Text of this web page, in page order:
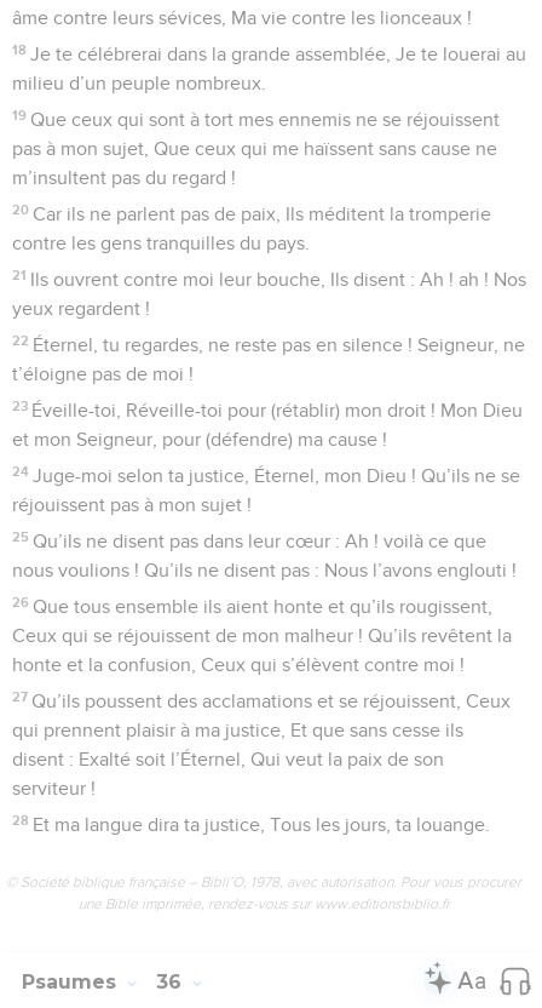
âme contre leurs sévices, Ma vie contre les lionceaux !
18 Je te célébrerai dans la grande assemblée, Je te louerai au
milieu d’un peuple nombreux.
19 Que ceux qui sont à tort mes ennemis ne se réjouissent
pas à mon sujet, Que ceux qui me haïssent sans cause ne
m’insultent pas du regard !
20 Car ils ne parlent pas de paix, Ils méditent la tromperie
contre les gens tranquilles du pays.
21 Ils ouvrent contre moi leur bouche, Ils disent : Ah ! ah ! Nos
yeux regardent !
22 Éternel, tu regardes, ne reste pas en silence ! Seigneur, ne
t’éloigne pas de moi !
23 Éveille-toi, Réveille-toi pour (rétablir) mon droit ! Mon Dieu
et mon Seigneur, pour (défendre) ma cause !
24 Juge-moi selon ta justice, Éternel, mon Dieu ! Qu’ils ne se
réjouissent pas à mon sujet !
25 Qu’ils ne disent pas dans leur cœur : Ah ! voilà ce que
nous voulions ! Qu’ils ne disent pas : Nous l’avons englouti !
26 Que tous ensemble ils aient honte et qu’ils rougissent,
Ceux qui se réjouissent de mon malheur ! Qu’ils revêtent la
honte et la confusion, Ceux qui s’élèvent contre moi !
27 Qu’ils poussent des acclamations et se réjouissent, Ceux
qui prennent plaisir à ma justice, Et que sans cesse ils
disent : Exalté soit l’Éternel, Qui veut la paix de son
serviteur !
28 Et ma langue dira ta justice, Tous les jours, ta louange.
© Société biblique française – Bibli’O, 1978, avec autorisation. Pour vous procurer
une Bible imprimée, rendez-vous sur www.editionsbiblio.fr
Psaumes 36